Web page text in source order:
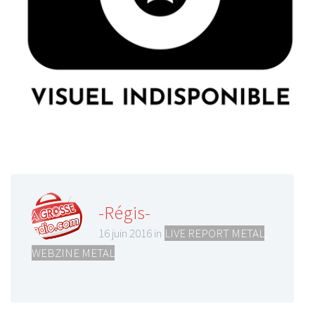
-Régis-
16 juin 2016 in LIVE REPORT METAL
WEBZINE METAL